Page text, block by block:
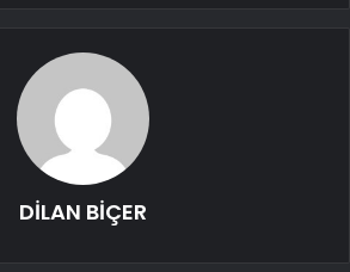
DİLAN BİÇER